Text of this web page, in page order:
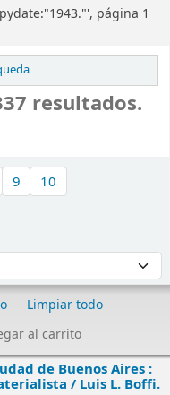
página 1
resultados.
9
10
Limpiar todo
al carrito
de Buenos Aires :
/ Luis L. Boffi.